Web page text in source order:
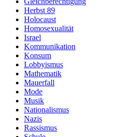
Herbst 89
Holocaust
Homosexualität
Israel
Kommunikation
Konsum
Lobbyismus
Mathematik
Mauerfall
Mode
Musik
Nationalismus
Nazis
Rassismus